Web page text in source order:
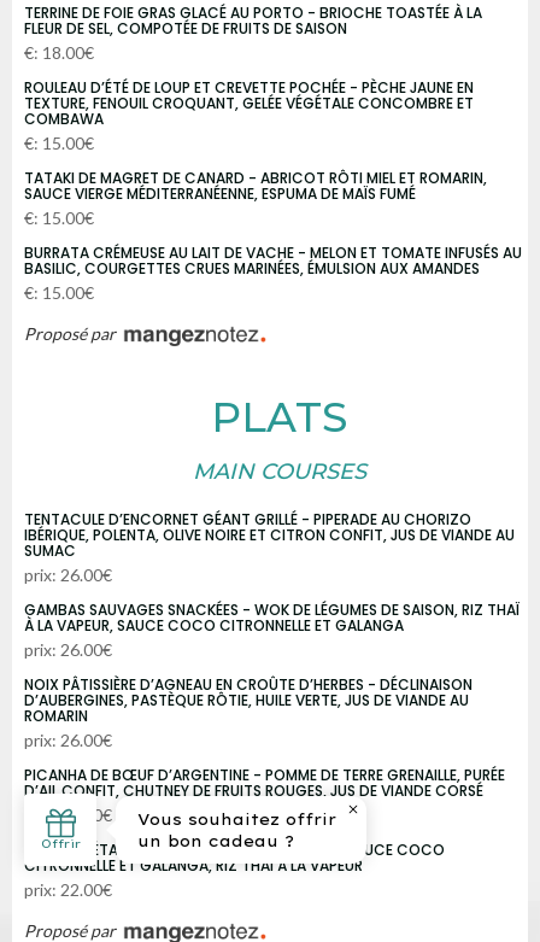
TERRINE DE FOIE GRAS GLACÉ AU PORTO - BRIOCHE TOASTÉE À LA
FLEUR DE SEL, COMPOTÉE DE FRUITS DE SAISON
€: 18.00€
ROULEAU D’ÉTÉ DE LOUP ET CREVETTE POCHÉE - PÈCHE JAUNE EN
TEXTURE, FENOUIL CROQUANT, GELÉE VÉGÉTALE CONCOMBRE ET
COMBAWA
€: 15.00€
TATAKI DE MAGRET DE CANARD - ABRICOT RÔTI MIEL ET ROMARIN,
SAUCE VIERGE MÉDITERRANÉENNE, ESPUMA DE MAÏS FUMÉ
€: 15.00€
BURRATA CRÉMEUSE AU LAIT DE VACHE - MELON ET TOMATE INFUSÉS AU
BASILIC, COURGETTES CRUES MARINÉES, ÉMULSION AUX AMANDES
€: 15.00€
Proposé par
PLATS
MAIN COURSES
TENTACULE D’ENCORNET GÉANT GRILLÉ - PIPERADE AU CHORIZO
IBÉRIQUE, POLENTA, OLIVE NOIRE ET CITRON CONFIT, JUS DE VIANDE AU
SUMAC
prix: 26.00€
GAMBAS SAUVAGES SNACKÉES - WOK DE LÉGUMES DE SAISON, RIZ THAÏ
À LA VAPEUR, SAUCE COCO CITRONNELLE ET GALANGA
prix: 26.00€
NOIX PÂTISSIÈRE D’AGNEAU EN CROÛTE D’HERBES - DÉCLINAISON
D’AUBERGINES, PASTÈQUE RÔTIE, HUILE VERTE, JUS DE VIANDE AU
ROMARIN
prix: 26.00€
PICANHA DE BŒUF D’ARGENTINE - POMME DE TERRE GRENAILLE, PURÉE
D’AIL CONFIT, CHUTNEY DE FRUITS ROUGES, JUS DE VIANDE CORSÉ
prix: 26.00€
WOK VÉGÉTARIEN DE LÉGUMES CROQUANTS - SAUCE COCO
CITRONNELLE ET GALANGA, RIZ THAÏ À LA VAPEUR
prix: 22.00€
Proposé par